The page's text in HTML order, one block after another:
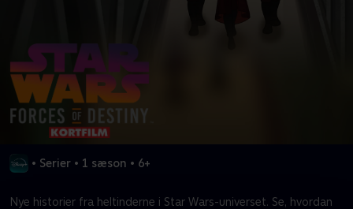
• Serier • 1 sæson • 6+
Nye historier fra heltinderne i Star Wars-universet. Se, hvordan